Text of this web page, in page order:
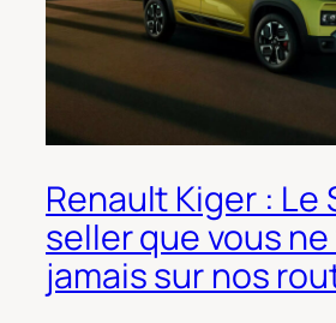
Renault Kiger : Le
seller que vous
jamais sur nos